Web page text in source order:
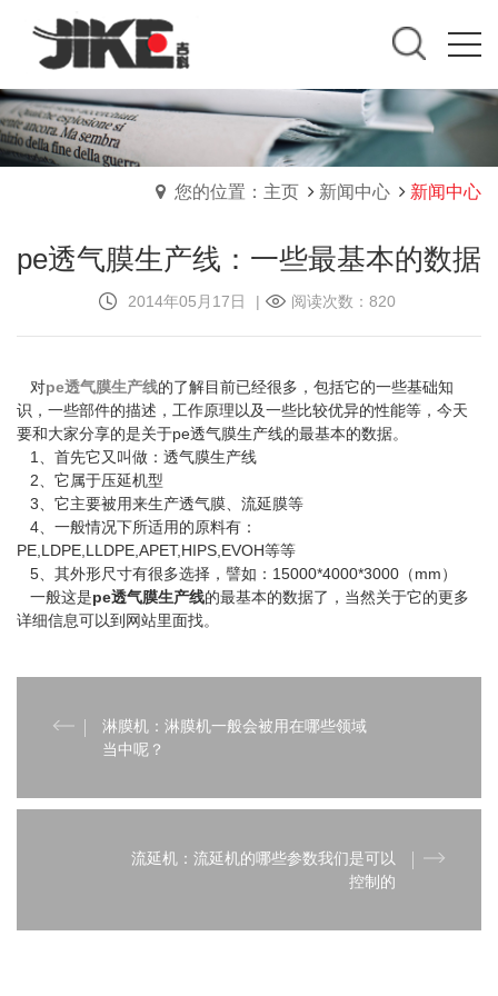
您的位置：主页 新闻中心 新闻中心
pe透气膜生产线：一些最基本的数据
2014年05月17日 | 阅读次数：820
对pe透气膜生产线的了解目前已经很多，包括它的一些基础知
识，一些部件的描述，工作原理以及一些比较优异的性能等，今天
要和大家分享的是关于pe透气膜生产线的最基本的数据。
1、首先它又叫做：透气膜生产线
2、它属于压延机型
3、它主要被用来生产透气膜、流延膜等
4、一般情况下所适用的原料有：
PE,LDPE,LLDPE,APET,HIPS,EVOH等等
5、其外形尺寸有很多选择，譬如：15000*4000*3000（mm）
一般这是pe透气膜生产线的最基本的数据了，当然关于它的更多
详细信息可以到网站里面找。
淋膜机：淋膜机一般会被用在哪些领域
当中呢？
流延机：流延机的哪些参数我们是可以
控制的